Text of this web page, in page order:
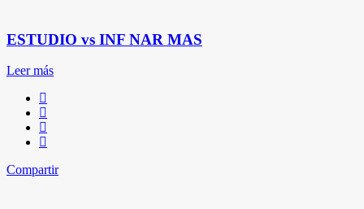
ESTUDIO vs INF NAR MAS
Leer más
Compartir